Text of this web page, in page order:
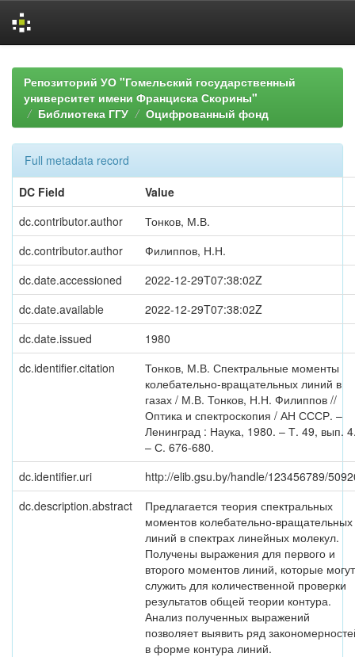
navigationРепозиторий УО "Гомельский государственный
университет имени Франциска Скорины"
Библиотека ГГУ
Оцифрованный фонд
Full metadata record
DC Field
Value
dc.contributor.author
Тонков, М.В.
dc.contributor.author
Филиппов, Н.Н.
dc.date.accessioned
2022-12-29T07:38:02Z
dc.date.available
2022-12-29T07:38:02Z
dc.date.issued
1980
dc.identifier.citation
Тонков, М.В. Спектральные моменты
колебательно-вращательных линий в
газах / М.В. Тонков, Н.Н. Филиппов //
Оптика и спектроскопия / АН СССР. –
Ленинград : Наука, 1980. – Т. 49, вып.
– С. 676-680.
dc.identifier.uri
http://elib.gsu.by/handle/123456789/
dc.description.abstract
Предлагается теория спектральных
моментов колебательно-вращательных
линий в спектрах линейных молекул.
Получены выражения для первого и
второго моментов линий, которые могут
служить для количественной проверки
результатов общей теории контура.
Анализ полученных выражений
позволяет выявить ряд
в форме контура линий.